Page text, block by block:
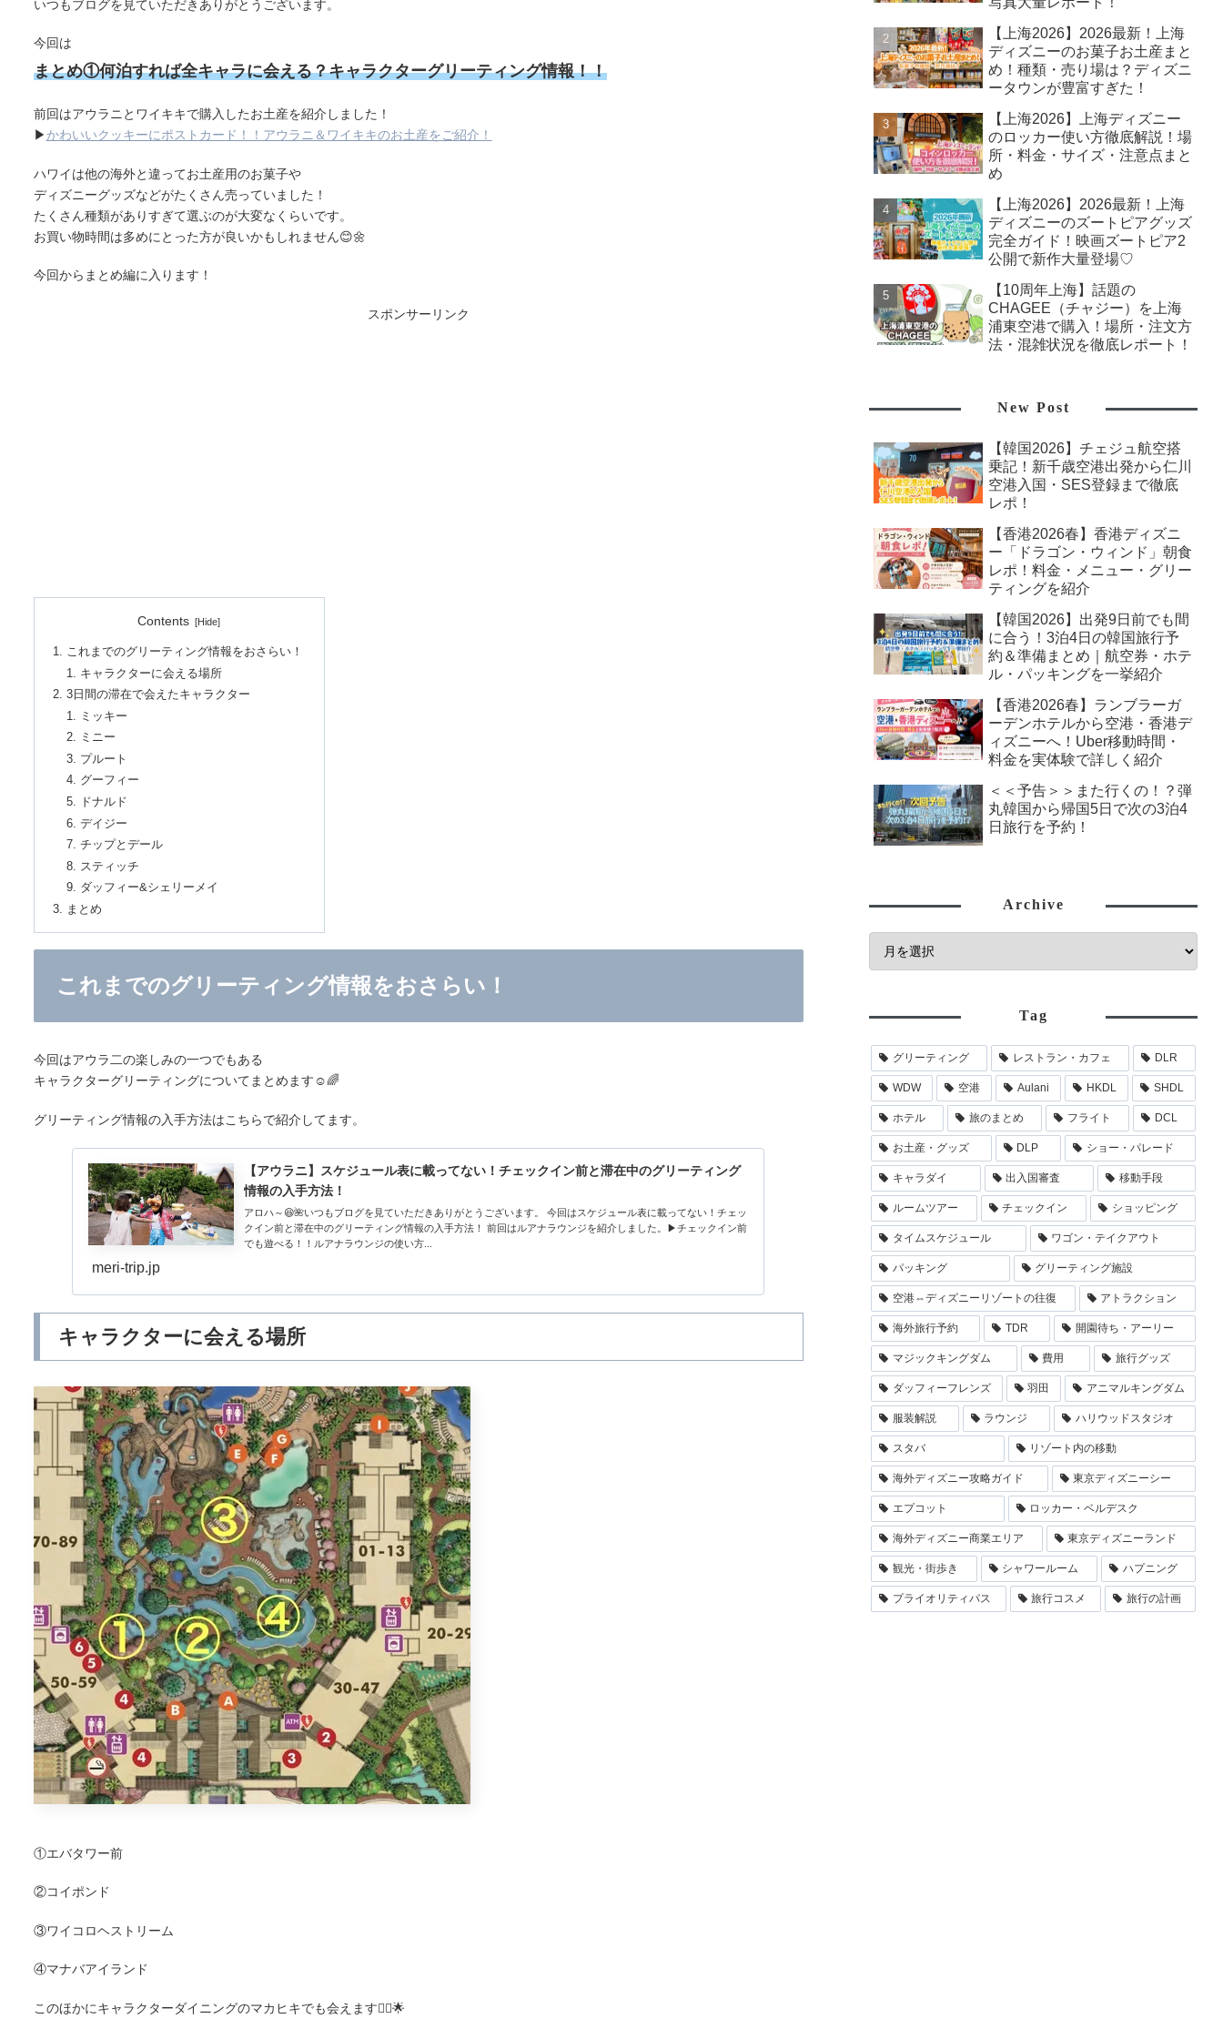
いつもブログを見ていただきありがとうございます。
今回は
まとめ①何泊すれば全キャラに会える？キャラクターグリーティング情報！！
前回はアウラニとワイキキで購入したお土産を紹介しました！
▶かわいいクッキーにポストカード！！アウラニ＆ワイキキのお土産をご紹介！
ハワイは他の海外と違ってお土産用のお菓子や
ディズニーグッズなどがたくさん売っていました！
たくさん種類がありすぎて選ぶのが大変なくらいです。
お買い物時間は多めにとった方が良いかもしれません😊🌼
今回からまとめ編に入ります！
スポンサーリンク
Contents
これまでのグリーティング情報をおさらい！
キャラクターに会える場所
3日間の滞在で会えたキャラクター
ミッキー
ミニー
プルート
グーフィー
ドナルド
デイジー
チップとデール
スティッチ
ダッフィー&シェリーメイ
まとめ
これまでのグリーティング情報をおさらい！
今回はアウラ二の楽しみの一つでもある
キャラクターグリーティングについてまとめます☺️🌈
グリーティング情報の入手方法はこちらで紹介してます。
【アウラニ】スケジュール表に載ってない！チェックイン前と滞在中のグリーティング
情報の入手方法！
アロハ～😆🌺いつもブログを見ていただきありがとうございます。 今回はスケジュール表に載ってない！チェッ
クイン前と滞在中のグリーティング情報の入手方法！ 前回はルアナラウンジを紹介しました。▶チェックイン前
でも遊べる！！ルアナラウンジの使い方...
meri-trip.jp
キャラクターに会える場所
①エバタワー前
②コイポンド
③ワイコロヘストリーム
④マナバアイランド
このほかにキャラクターダイニングのマカヒキでも会えます🙆‍♀️🌟
【上海2026】2026最新！上海
ディズニーのお菓子お土産まと
め！種類・売り場は？ディズニ
ータウンが豊富すぎた！
【上海2026】上海ディズニー
のロッカー使い方徹底解説！場
所・料金・サイズ・注意点まと
め
【上海2026】2026最新！上海
ディズニーのズートピアグッズ
完全ガイド！映画ズートピア2
公開で新作大量登場♡
【10周年上海】話題の
CHAGEE（チャジー）を上海
浦東空港で購入！場所・注文方
法・混雑状況を徹底レポート！
New Post
【韓国2026】チェジュ航空搭
乗記！新千歳空港出発から仁川
空港入国・SES登録まで徹底
レポ！
【香港2026春】香港ディズニ
ー「ドラゴン・ウィンド」朝食
レポ！料金・メニュー・グリー
ティングを紹介
【韓国2026】出発9日前でも間
に合う！3泊4日の韓国旅行予
約＆準備まとめ｜航空券・ホテ
ル・パッキングを一挙紹介
【香港2026春】ランブラーガ
ーデンホテルから空港・香港デ
ィズニーへ！Uber移動時間・
料金を実体験で詳しく紹介
＜＜予告＞＞また行くの！？弾
丸韓国から帰国5日で次の3泊4
日旅行を予約！
Archive
Tag
グリーティング レストラン・カフェ DLR
WDW 空港 Aulani HKDL SHDL
ホテル 旅のまとめ フライト DCL
お土産・グッズ DLP ショー・パレード
キャラダイ 出入国審査 移動手段
ルームツアー チェックイン ショッピング
タイムスケジュール ワゴン・テイクアウト
パッキング グリーティング施設
空港⇔ディズニーリゾートの往復 アトラクション
海外旅行予約 TDR 開園待ち・アーリー
マジックキングダム 費用 旅行グッズ
ダッフィーフレンズ 羽田 アニマルキングダム
服装解説 ラウンジ ハリウッドスタジオ
スタバ リゾート内の移動
海外ディズニー攻略ガイド 東京ディズニーシー
エプコット ロッカー・ベルデスク
海外ディズニー商業エリア 東京ディズニーランド
観光・街歩き シャワールーム ハプニング
プライオリティパス 旅行コスメ 旅行の計画